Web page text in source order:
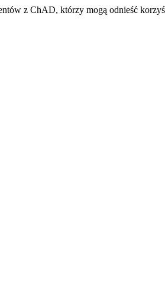
z ChAD, którzy mogą odnieść